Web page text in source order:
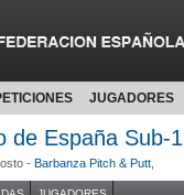
JUGADORES
de España Sub-
- Barbanza Pitch & Putt